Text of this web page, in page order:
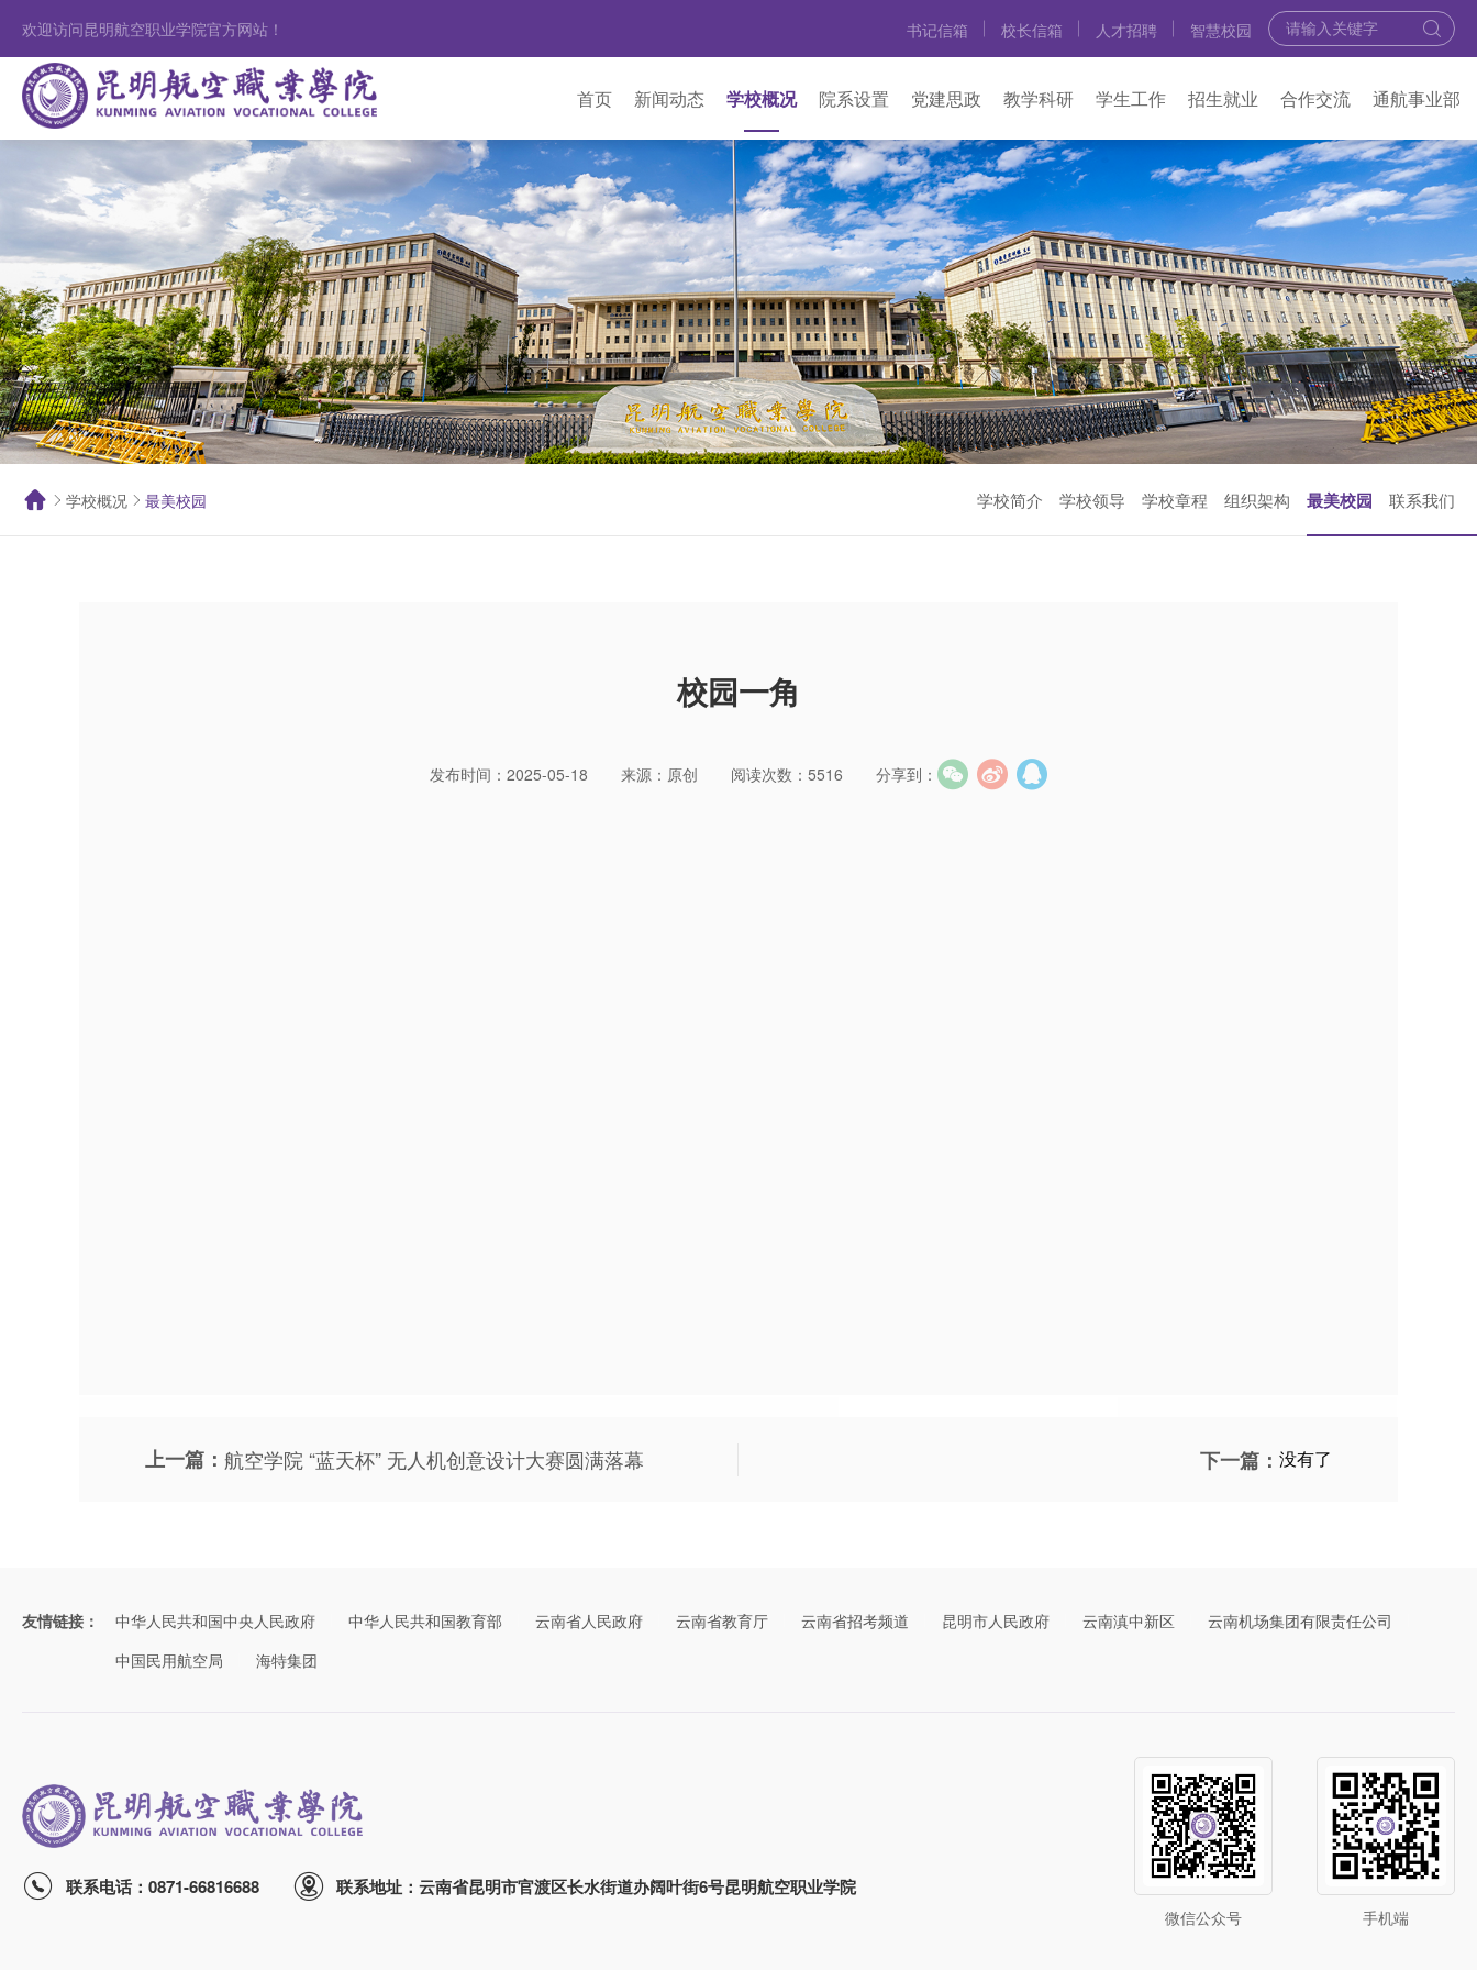
欢迎访问昆明航空职业学院官方网站！ 书记信箱 校长信箱 人才招聘 智慧校园
首页 新闻动态 学校概况 院系设置 党建思政 教学科研 学生工作 招生就业 合作交流 通航事业部
学校概况 最美校园 学校简介 学校领导 学校章程 组织架构 最美校园 联系我们
校园一角
发布时间：2025-05-18 来源：原创 阅读次数：5516 分享到：
上一篇： 航空学院 “蓝天杯” 无人机创意设计大赛圆满落幕 下一篇： 没有了
友情链接： 中华人民共和国中央人民政府 中华人民共和国教育部 云南省人民政府 云南省教育厅 云南省招考频道 昆明市人民政府 云南滇中新区
云南机场集团有限责任公司
中国民用航空局
海特集团
联系电话：0871-66816688 联系地址：云南省昆明市官渡区长水街道办阔叶街6号昆明航空职业学院
微信公众号 手机端